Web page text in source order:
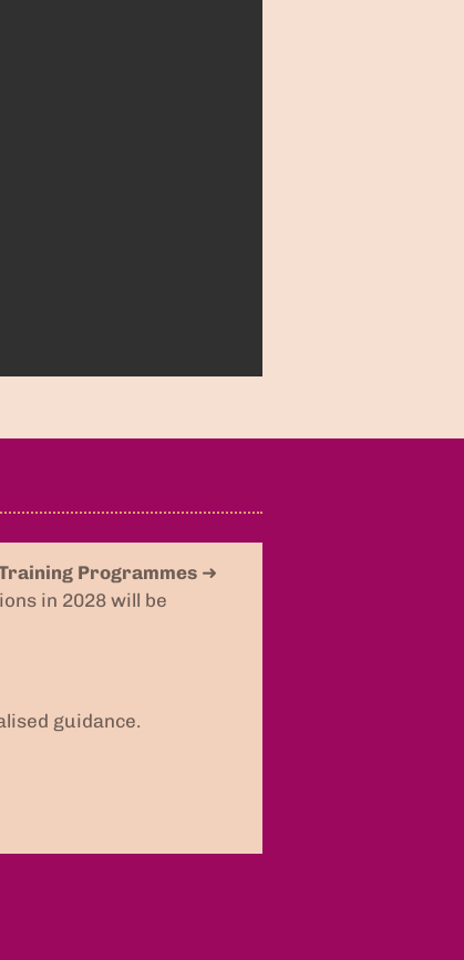
Programmes ➜
in 2028 will be
guidance.